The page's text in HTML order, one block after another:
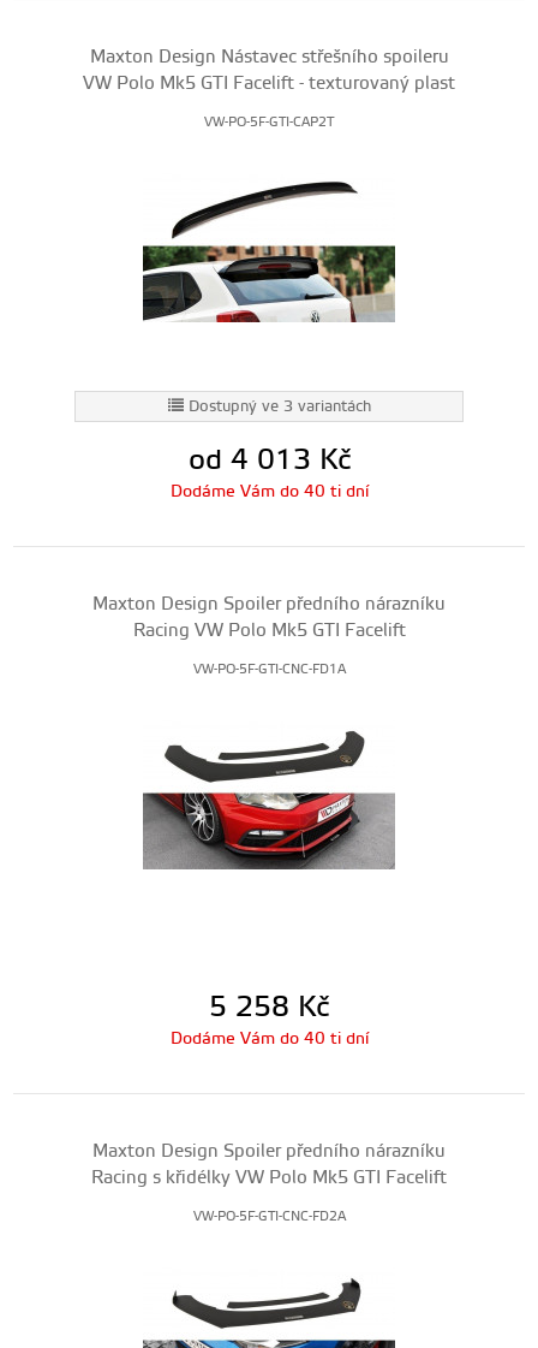
Maxton Design Nástavec střešního spoileru
VW Polo Mk5 GTI Facelift - texturovaný plast
VW-PO-5F-GTI-CAP2T
Dostupný ve 3 variantách
od 4 013 Kč
Dodáme Vám do 40 ti dní
Maxton Design Spoiler předního nárazníku
Racing VW Polo Mk5 GTI Facelift
VW-PO-5F-GTI-CNC-FD1A
5 258 Kč
Dodáme Vám do 40 ti dní
Maxton Design Spoiler předního nárazníku
Racing s křidélky VW Polo Mk5 GTI Facelift
VW-PO-5F-GTI-CNC-FD2A